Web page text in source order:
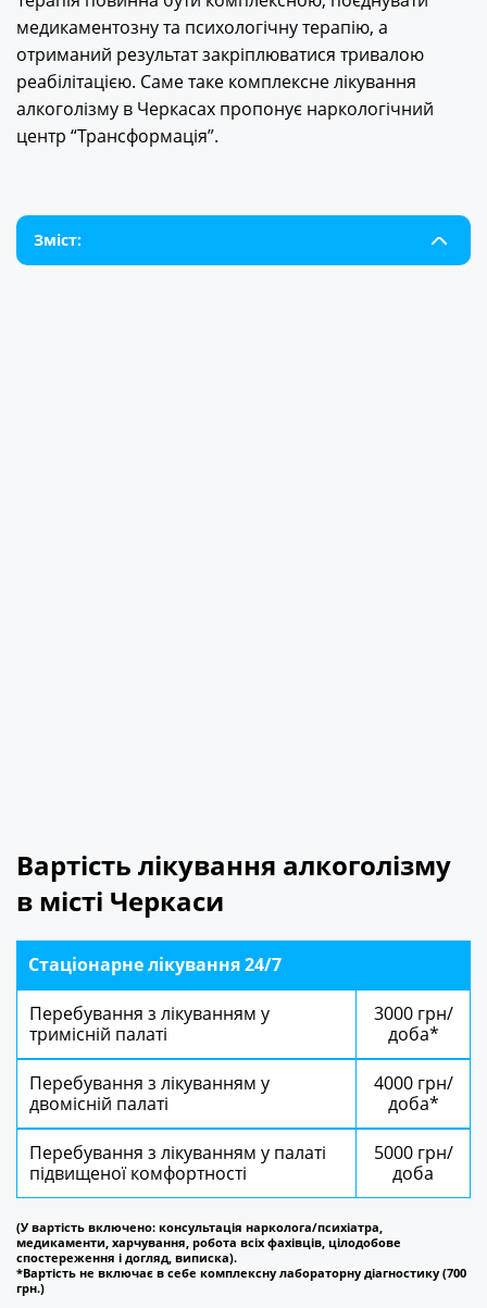
медикаментозну та психологічну терапію, а
отриманий результат закріплюватися тривалою
реабілітацією. Саме таке комплекснелікування
алкоголізму в Черкасах пропонує наркологічний
центр “Трансформація”.
Зміст:
Вартість лікування алкоголізму
в місті Черкаси
Стаціонарне лікування 24/7
Перебування з лікуванням у
тримісній палаті
3000 грн/
доба*
Перебування з лікуванням у
двомісній палаті
4000 грн/
доба*
Перебування з лікуванням у палаті
підвищеної комфортності
5000 грн/
доба
(У вартість включено: консультація нарколога/психіатра,
медикаменти, харчування, робота всіх фахівців, цілодобове
спостереження і догляд, виписка).
*Вартість не включає в себе комплексну лабораторну діагностику (700
грн.)